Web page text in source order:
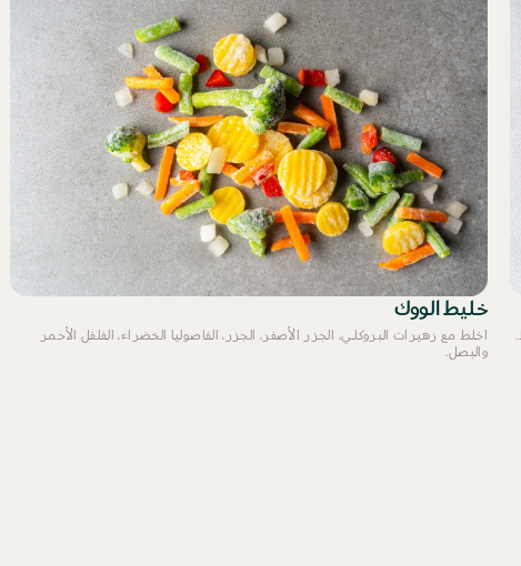
خليط الووك
اخلط مع زهيرات البروكلي، الجزر الأصفر، الجزر، الفاصوليا الخضراء، الفلفل الأحمر
والبصل.